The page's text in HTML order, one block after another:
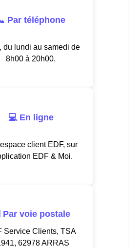
Par téléphone
du lundi au samedi de
8h00 à 20h00.
💻 En ligne
client EDF, sur
EDF & Moi.
Par voie postale
Service Clients, TSA
62978 ARRAS